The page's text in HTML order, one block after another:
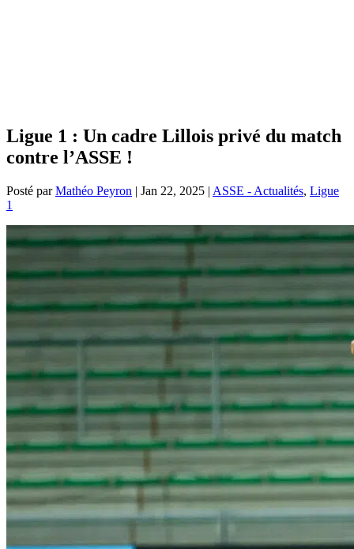
Ligue 1 : Un cadre Lillois privé du match
contre l’ASSE !
Posté parMathéo Peyron | Jan 22, 2025 | ASSE - Actualités, Ligue
1